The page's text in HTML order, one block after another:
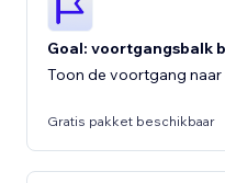
Goal: voortgangsbalk
Toon de voortgang
Gratis pakket beschikbaar